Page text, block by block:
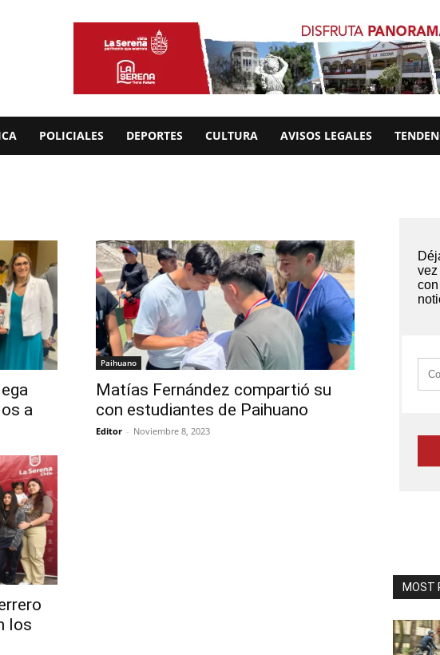
POLICIALES DEPORTES CULTURA AVISOS LEGALES
a
Paihuano
Matías Fernández compartió su
con estudiantes de Paihuano
Editor - Noviembre 8, 2023
los
MOST